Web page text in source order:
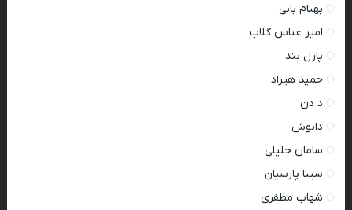
بهنام بانی
امیر عباس گلاب
پازل بند
حمید هیراد
د دن
دانوش
سامان جلیلی
سینا پارسیان
شهاب مظفری